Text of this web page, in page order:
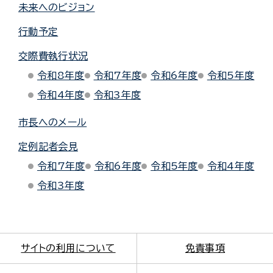
未来へのビジョン
行動予定
交際費執行状況
令和8年度
令和7年度 令和6年度
令和5年度
令和4年度
令和3年度
市長へのメール
定例記者会見
令和7年度
令和6年度 令和5年度
令和4年度
令和3年度
サイトの利用について 免責事項